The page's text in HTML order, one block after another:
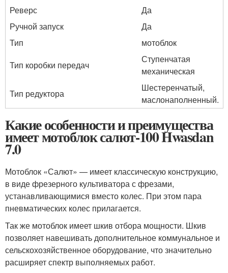
Реверс
Да
Ручной запуск
Да
Тип
мотоблок
Тип коробки передач
Ступенчатая
механическая
Тип редуктора
Шестеренчатый,
маслонаполненный.
Какие особенности и преимущества
имеет мотоблок салют-100 Hwasdan
7.0
Мотоблок «Салют» — имеет классическую конструкцию,
в виде фрезерного культиватора с фрезами,
устанавливающимися вместо колес. При этом пара
пневматических колес прилагается.
Так же мотоблок имеет шкив отбора мощности. Шкив
позволяет навешивать дополнительное коммунальное и
сельскохозяйственное оборудование, что значительно
расширяет спектр выполняемых работ.